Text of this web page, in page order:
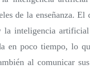
de la enseñanza. El
inteligencia
en poco tiempo, lo
al comunicar